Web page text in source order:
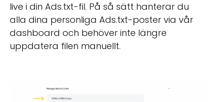
live i din Ads.txt-fil. På så sätt hanterar du
alla dina personliga Ads.txt-poster via vår
dashboard och behöver inte längre
uppdatera filen manuellt.